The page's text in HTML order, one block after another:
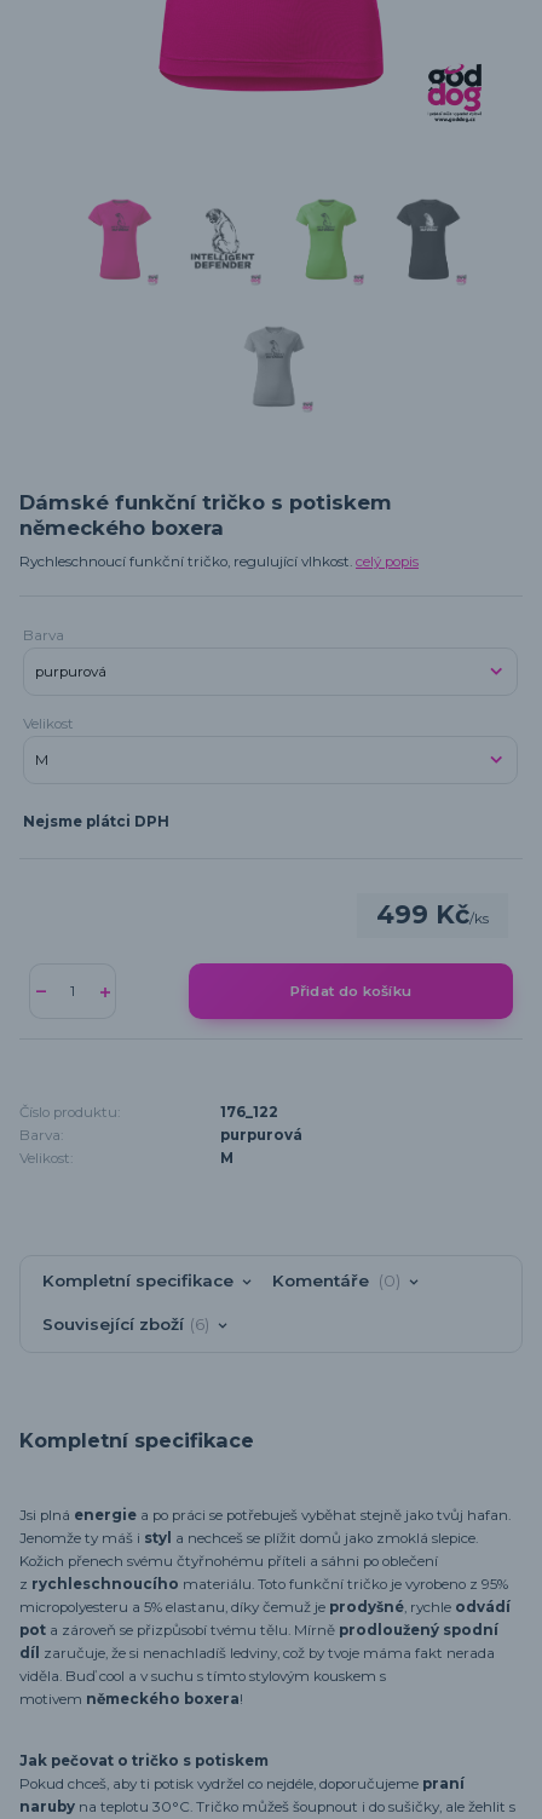
Dámské funkční tričko s potiskem
německého boxera
Rychleschnoucí funkční tričko, regulující vlhkost. celý popis
Barva
Velikost
Nejsme plátci DPH
499 Kč/ks
Přidat do košíku
Číslo produktu:
176_122
Barva:
purpurová
Velikost:
M
Kompletní specifikace Komentáře 0
Související zboží 6
Kompletní specifikace
Jsi plná energie a po práci se potřebuješ vyběhat stejně jako tvůj hafan.
Jenomže ty máš i styl a nechceš se plížit domů jako zmoklá slepice.
Kožich přenech svému čtyřnohému příteli a sáhni po oblečení
z rychleschnoucího materiálu. Toto funkční tričko je vyrobeno z 95%
micropolyesteru a 5% elastanu, díky čemuž je prodyšné, rychle odvádí
pot a zároveň se přizpůsobí tvému tělu. Mírně prodloužený spodní
díl zaručuje, že si nenachladíš ledviny, což by tvoje máma fakt nerada
viděla. Buď cool a v suchu s tímto stylovým kouskem s
motivem německého boxera!
Jak pečovat o tričko s potiskem
Pokud chceš, aby ti potisk vydržel co nejdéle, doporučujeme praní
naruby na teplotu 30°C. Tričko můžeš šoupnout i do sušičky, ale žehlit s